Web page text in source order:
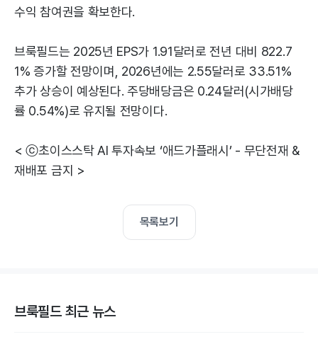
수익 참여권을 확보한다.
브룩필드는 2025년 EPS가 1.91달러로 전년 대비 822.7
1% 증가할 전망이며, 2026년에는 2.55달러로 33.51%
추가 상승이 예상된다. 주당배당금은 0.24달러(시가배당
률 0.54%)로 유지될 전망이다.
< ⓒ초이스스탁 AI 투자속보 ‘애드가플래시’ - 무단전재 &
재배포 금지 >
목록보기
브룩필드 최근 뉴스